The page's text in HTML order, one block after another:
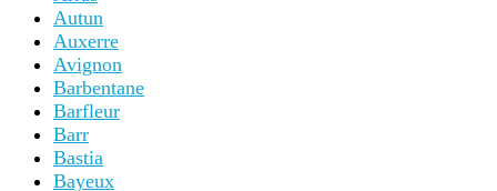
Autun
Auxerre
Avignon
Barbentane
Barfleur
Barr
Bastia
Bayeux